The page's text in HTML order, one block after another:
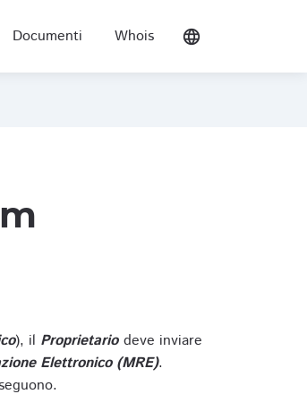
Documenti Whois language
), il Proprietariodeve inviare
Elettronico (MRE).